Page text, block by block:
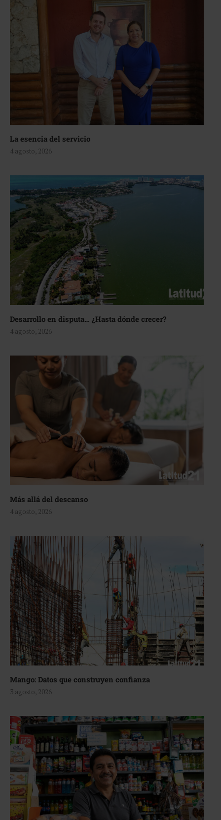
La esencia del servicio
4 agosto, 2026
Desarrollo en disputa… ¿Hasta dónde crecer?
4 agosto, 2026
Más allá del descanso
4 agosto, 2026
Mango: Datos que construyen confianza
3 agosto, 2026